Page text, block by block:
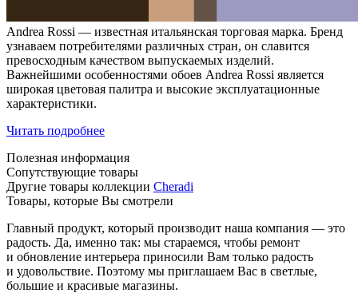
Andrea Rossi — известная итальянская торговая марка. Бренд
узнаваем потребителями различных стран, он славится
превосходным качеством выпускаемых изделий.
Важнейшими особенностями обоев Andrea Rossi является
широкая цветовая палитра и высокие эксплуатационные
характеристики.
Читать подробнее
Полезная информация
Сопутствующие товары
Другие товары коллекции Cheradi
Товары, которые Вы смотрели
Главный продукт, который производит наша компания — это
радость. Да, именно так: мы стараемся, чтобы ремонт
и обновление интерьера приносили Вам только радость
и удовольствие. Поэтому мы приглашаем Вас в светлые,
большие и красивые магазины.